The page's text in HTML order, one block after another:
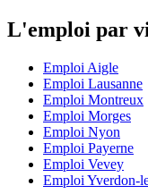
L'emploi par
Emploi Aigle
Emploi Lausanne
Emploi Montreux
Emploi Morges
Emploi Nyon
Emploi Payerne
Emploi Vevey
Emploi Yverdon-